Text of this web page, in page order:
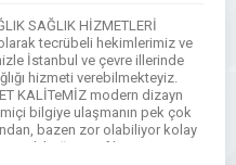
SAĞLIK HİZMETLERİ
tecrübeli hekimlerimiz ve
İstanbul ve çevre illerinde
hizmeti verebilmekteyiz.
KALİTeMİZ modern dizayn
bilgiye ulaşmanın pek çok
bazen zor olabiliyor kolay
bağımsız film yapımcısı